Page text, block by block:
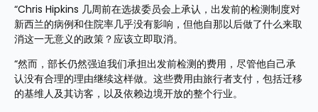
“Chris Hipkins 几周前在选拔委员会上承认，出发前的检测制度对
新西兰的病例和住院率几乎没有影响，但他自那以后做了什么来取
消这一无意义的政策？应该立即取消。
“然而，部长仍然强迫我们承担出发前检测的费用，尽管他自己承
认没有合理的理由继续这样做。这些费用由旅行者支付，包括迁移
的基维人及其访客，以及依赖边境开放的整个行业。